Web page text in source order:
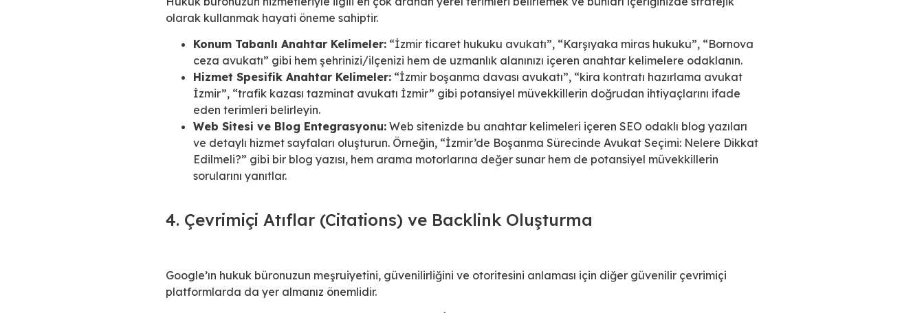
olarak kullanmak hayati öneme sahiptir.
Konum Tabanlı Anahtar Kelimeler:“İzmir ticaret hukuku avukatı”, “Karşıyaka miras hukuku”, “Bornova
ceza avukatı” gibi hem şehrinizi/ilçenizi hem de uzmanlık alanınızı içeren anahtar kelimelere odaklanın.
Hizmet Spesifik Anahtar Kelimeler:“İzmir boşanma davası avukatı”, “kira kontratı hazırlama avukat
İzmir”, “trafik kazası tazminat avukatı İzmir” gibi potansiyel müvekkillerin doğrudan ihtiyaçlarını ifade
eden terimleri belirleyin.
Web Sitesi ve Blog Entegrasyonu:Web sitenizde bu anahtar kelimeleri içeren SEO odaklı blog yazıları
ve detaylı hizmet sayfaları oluşturun. Örneğin, “İzmir’de Boşanma Sürecinde Avukat Seçimi: Nelere Dikkat
Edilmeli?” gibi bir blog yazısı, hem arama motorlarına değer sunar hem de potansiyel müvekkillerin
sorularını yanıtlar.
4. Çevrimiçi Atıflar (Citations) ve Backlink Oluşturma
Google’ın hukuk büronuzun meşruiyetini, güvenilirliğini ve otoritesini anlaması için diğer güvenilir çevrimiçi
platformlarda da yer almanız önemlidir.